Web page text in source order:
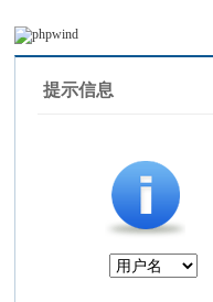
提示信息